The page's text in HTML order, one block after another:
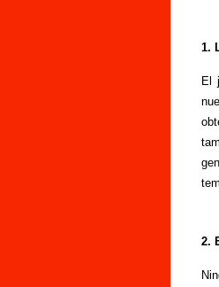
1.
El
2.